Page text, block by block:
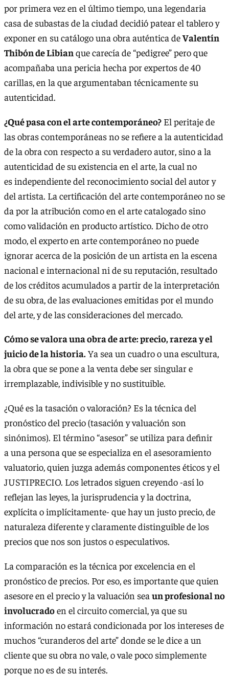
por primera vez en el último tiempo, una legendaria
casa de subastas de la ciudad decidió patear el tablero y
exponer en su catálogo una obra auténtica deValentín
Thibón de Libianque carecía de “pedigree” pero que
acompañaba una pericia hecha por expertos de 40
carillas, en la que argumentaban técnicamente su
autenticidad.
¿Qué pasa con el arte contemporáneo? El peritaje de
las obras contemporáneas no se refiere a la autenticidad
de la obra con respecto a su verdadero autor, sino a la
autenticidad de su existencia en el arte, la cual no
es independiente del reconocimiento social del autor y
del artista. La certificación del arte contemporáneo no se
da por la atribución como en el arte catalogado sino
como validación en producto artístico. Dicho de otro
modo, el experto en arte contemporáneo no puede
ignorar acerca de la posición de un artista en la escena
nacional e internacional ni de su reputación, resultado
de los créditos acumulados a partir de la interpretación
de su obra, de las evaluaciones emitidas por el mundo
del arte, y de las consideraciones del mercado.
Cómo se valora una obra de arte: precio, rareza y el
juicio de la historia.Ya sea un cuadro o una escultura,
la obra que se pone a la venta debe ser singular e
irremplazable, indivisible y no sustituible.
¿Qué es la tasación o valoración? Es la técnica del
pronóstico del precio (tasación y valuación son
sinónimos). El término “asesor” se utiliza para definir
a una persona que se especializa en el asesoramiento
valuatorio, quien juzga además componentes éticos y el
JUSTIPRECIO. Los letrados siguen creyendo -así lo
reflejan las leyes, la jurisprudencia y la doctrina,
explícita o implícitamente- que hay un justo precio, de
naturaleza diferente y claramente distinguible de los
precios que nos son justos o especulativos.
La comparación es la técnica por excelencia en el
pronóstico de precios. Por eso, es importante que quien
asesore en el precio y la valuación sea un profesional no
involucradoen el circuito comercial, ya que su
información no estará condicionada por los intereses de
muchos “curanderos del arte” donde se le dice a un
cliente que su obra no vale, o vale poco simplemente
porque no es de su interés.